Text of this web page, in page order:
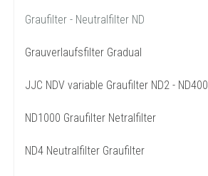
Graufilter - Neutralfilter ND
Grauverlaufsfilter Gradual
JJC NDV variable Graufilter ND2 - ND400
ND1000 Graufilter Netralfilter
ND4 Neutralfilter Graufilter